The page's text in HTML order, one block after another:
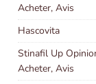
Acheter, Avis
Hascovita
Stinafil Up
Acheter, Avis